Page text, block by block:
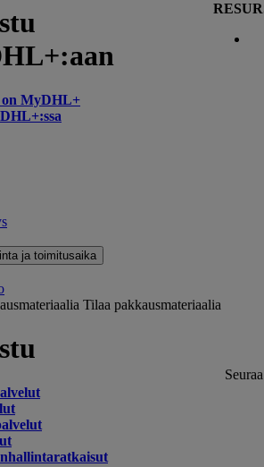
MyDHL+
ja toimitusaika
Tilaa pakkausmateriaalia
Seuraa